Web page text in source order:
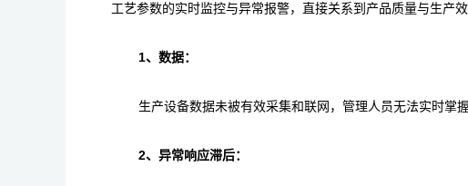
工艺参数的实时监控与异常报警，直接关系到产品质量与生产
1、数据：
生产设备数据未被有效采集和联网，管理人员无法实时掌
2、 异常响应滞后：